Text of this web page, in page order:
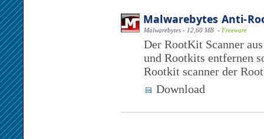
Malwarebytes Anti-
Malwarebytes - 12,60 MB - Freeware
Der RootKit Scanner
und Rootkits entfernen
Rootkit scanner der
Download